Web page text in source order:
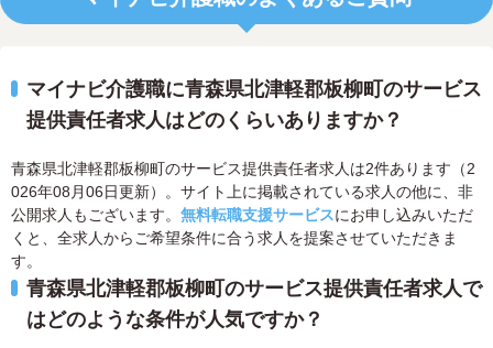
マイナビ介護職に青森県北津軽郡板柳町のサービス
提供責任者求人はどのくらいありますか？
青森県北津軽郡板柳町のサービス提供責任者求人は2件あります（2
026年08月06日更新）。サイト上に掲載されている求人の他に、非
公開求人もございます。 無料転職支援サービスにお申し込みいただ
くと、全求人からご希望条件に合う求人を提案させていただきま
す。
青森県北津軽郡板柳町のサービス提供責任者求人で
はどのような条件が人気ですか？